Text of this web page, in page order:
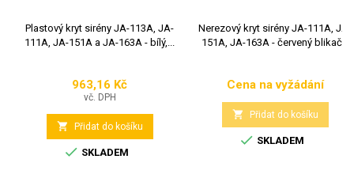
Plastový kryt sirény JA-113A, JA-
111A, JA-151A a JA-163A - bílý,...
Cena
963,16 Kč
vč. DPH
 Přidat do košíku
 SKLADEM
Nerezový kryt sirény JA-111A, JA-
151A, JA-163A - červený blikač...
Cena
Cena na vyžádání
 Přidat do košíku
 SKLADEM